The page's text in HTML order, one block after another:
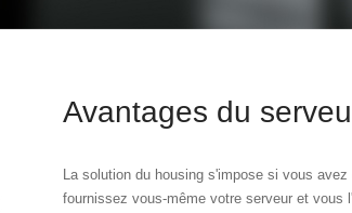
Avantages du
La solution du housing s'impose si vous
fournissez vous-même votre serveur et vous